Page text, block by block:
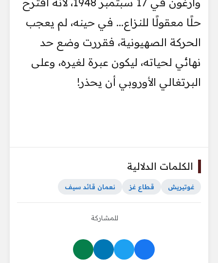
حلًا معقولًا للنزاع... في حينه، لم يعجب
الحركة الصهيونية، فقررت وضع حد
نهائي لحياته، ليكون عبرة لغيره، وعلى
البرتغالي الأوروبي أن يحذر!
الكلمات الدلالية
غوتيريش قطاع غز نعمان قائد سيف
للمشاركة